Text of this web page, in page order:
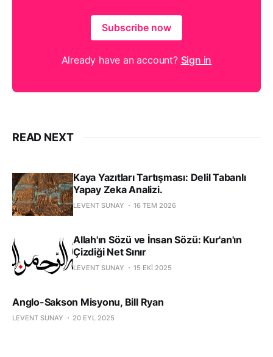
Subscribe now
Already have an account? Sign in
READ NEXT
Kaya Yazıtları Tartışması: Delil Tabanlı
Yapay Zeka Analizi.
LEVENT SUNAY 16 TEM 2026
Allah'ın Sözü ve İnsan Sözü: Kur'an'ın
Çizdiği Net Sınır
LEVENT SUNAY 15 EKI 2025
Anglo-Sakson Misyonu, Bill Ryan
LEVENT SUNAY 20 EYL 2025